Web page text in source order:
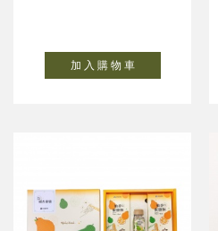
加 入 購 物 車